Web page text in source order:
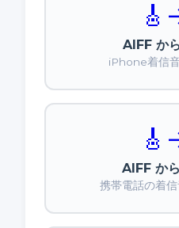
🎸
AIFF か
iPhone着信
🎸
AIFF か
携帯電話の着